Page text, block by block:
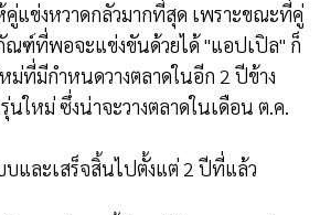
แข่งหวาดกลัวมากที่สุด เพราะขณะที่คู่
ณฑ์ที่พอจะแข่งขันด้วยได้ "แอปเปิล" ก็
ที่มีกำหนดวางตลาดในอีก 2 ปีข้าง
ใหม่ ซึ่งน่าจะวางตลาดในเดือน ต.ค.
และเสร็จสิ้นไปตั้งแต่ 2 ปีที่แล้ว